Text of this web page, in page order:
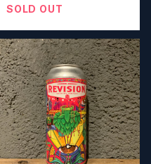
SOLD OUT